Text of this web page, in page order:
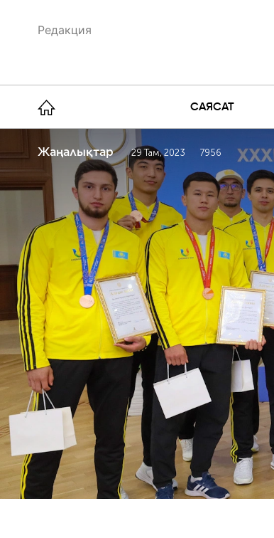
Редакция
САЯСАТ
Жаңалықтар 29 Там, 2023 7956